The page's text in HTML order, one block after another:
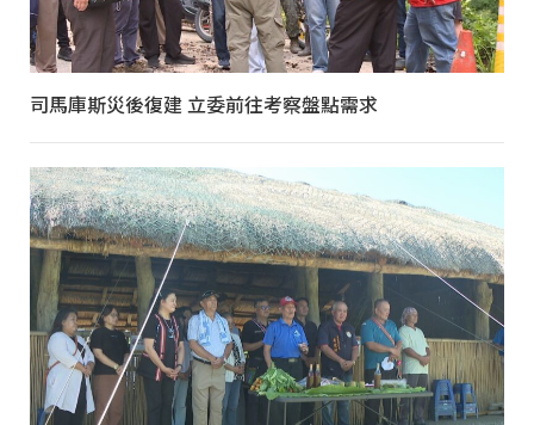
司馬庫斯災後復建 立委前往考察盤點需求